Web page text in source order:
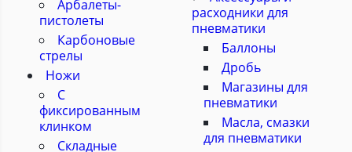
Арбалеты-
пистолеты
Карбоновые
стрелы
Ножи
С
фиксированным
клинком
Складные
расходники для
пневматики
Баллоны
Дробь
Магазины для
пневматики
Масла, смазки
для пневматики